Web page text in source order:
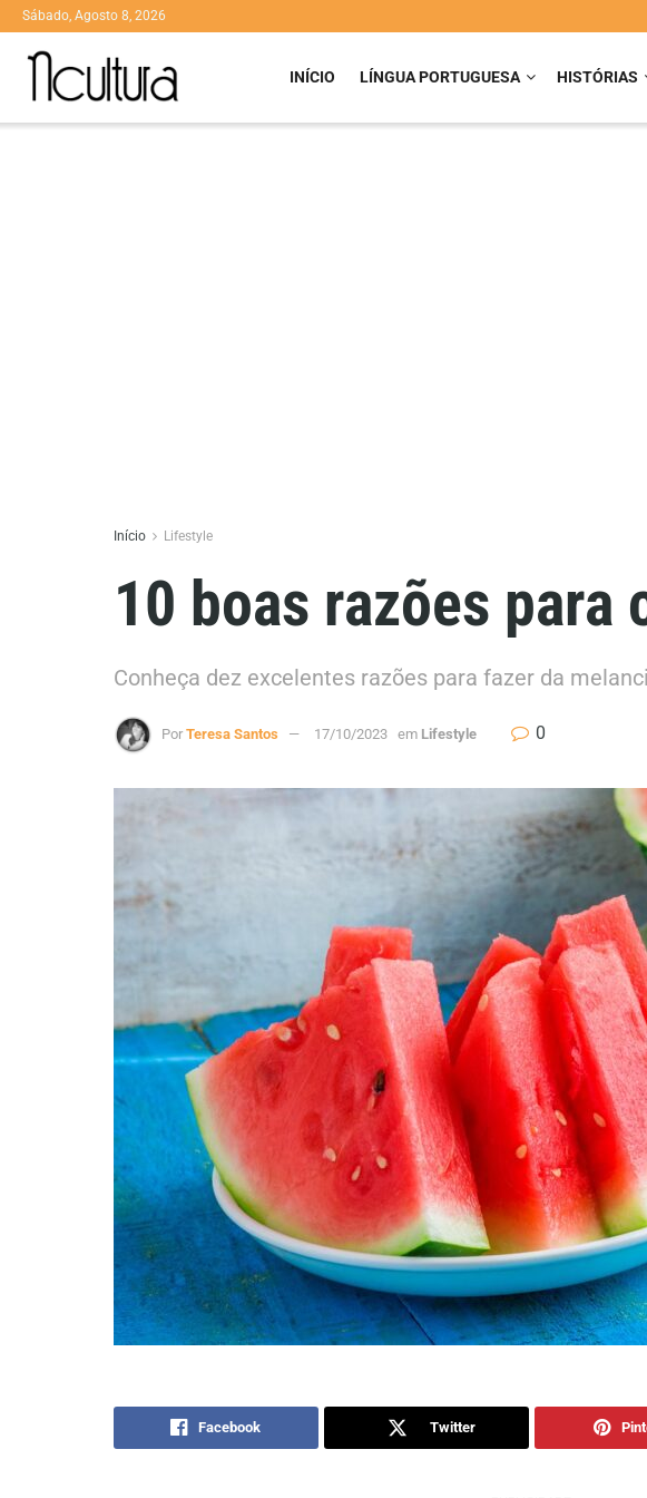
Sábado, Agosto 8, 2026
INÍCIO LÍNGUA PORTUGUESA HISTÓRIAS
Início Lifestyle
10 boas razões
Conheça dez excelentes razões para fazer da
Por Teresa Santos 17/10/2023 em Lifestyle 0
Facebook Twitter